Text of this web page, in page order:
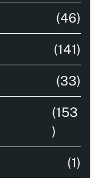
(46)
(141)
(33)
(153
)
(1)